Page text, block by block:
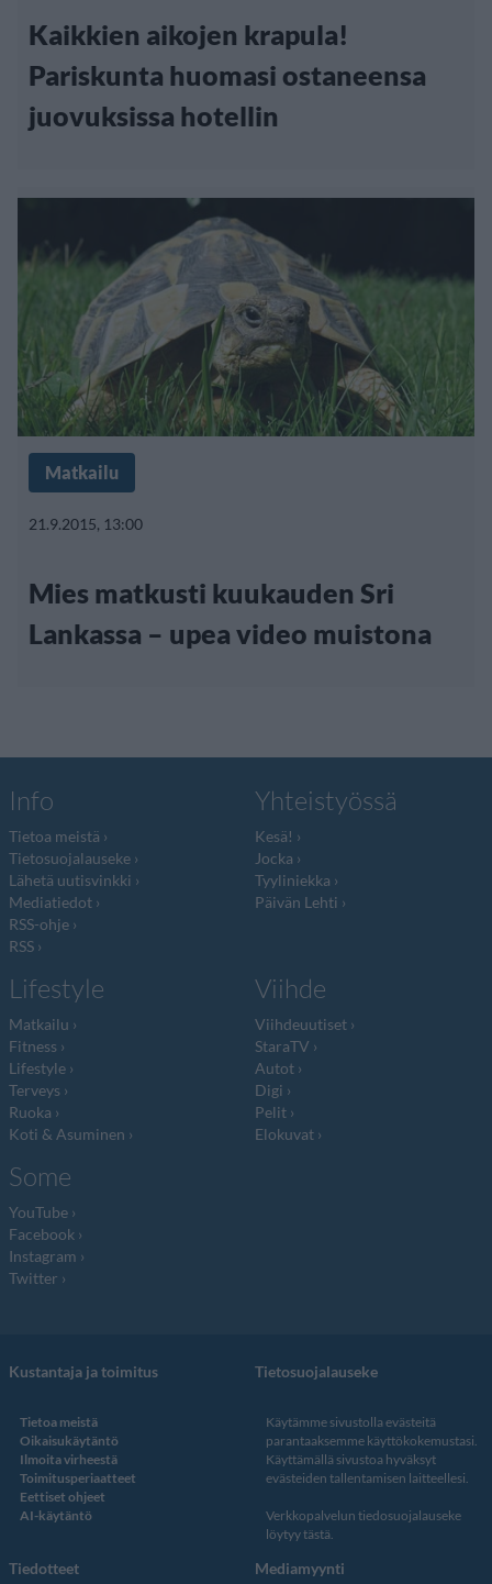
Kaikkien aikojen krapula!
Pariskunta huomasi ostaneensa
juovuksissa hotellin
Matkailu
21.9.2015, 13:00
Mies matkusti kuukauden Sri
Lankassa – upea video muistona
Info
Tietoa meistä
Tietosuojalauseke
Lähetä uutisvinkki
Mediatiedot
RSS-ohje
RSS
Yhteistyössä
Kesä!
Jocka
Tyyliniekka
Päivän Lehti
Lifestyle
Matkailu
Fitness
Lifestyle
Terveys
Ruoka
Koti & Asuminen
Viihde
Viihdeuutiset
StaraTV
Autot
Digi
Pelit
Elokuvat
Some
YouTube
Facebook
Instagram
Twitter
Kustantaja ja toimitus
Tietoa meistä
Oikaisukäytäntö
Ilmoita virheestä
Toimitusperiaatteet
Eettiset ohjeet
AI-käytäntö
Tietosuojalauseke
Käytämme sivustolla evästeitä
parantaaksemme käyttökokemustasi.
Käyttämällä sivustoa hyväksyt
evästeiden tallentamisen laitteellesi.
Verkkopalvelun tiedosuojalauseke
löytyy tästä
Tiedotteet Mediamyynti